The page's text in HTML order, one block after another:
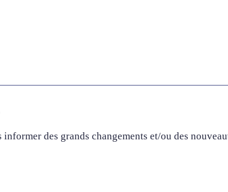
des grands changements et/ou des